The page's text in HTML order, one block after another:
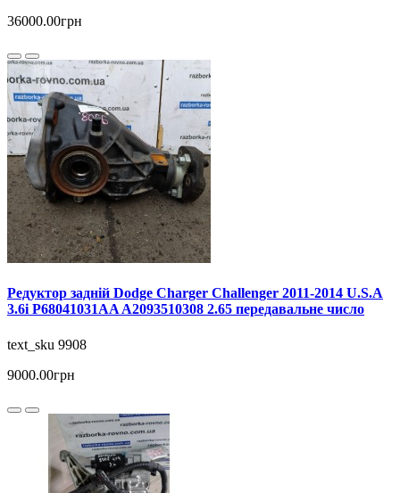
36000.00грн
Редуктор задній Dodge Charger Challenger 2011-2014 U.S.A
3.6i P68041031AA A2093510308 2.65 передавальне число
text_sku 9908
9000.00грн